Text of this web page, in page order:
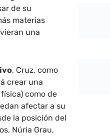
de su
materias
una
, Cruz, como
crear una
como de
afectar a su
la posición del
Núria Grau,